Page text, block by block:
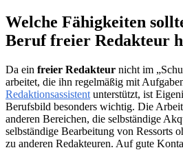
Welche Fähigkeiten
Beruf freier Redakteur
Da ein freier Redakteur nicht im
arbeitet, die ihn regelmäßig mit
Redaktionsassistent unterstützt, ist
Berufsbild besonders wichtig. Die
anderen Bereichen, die selbständige
selbständige Bearbeitung von Ressorts
zu anderen Redakteuren. Auf gute